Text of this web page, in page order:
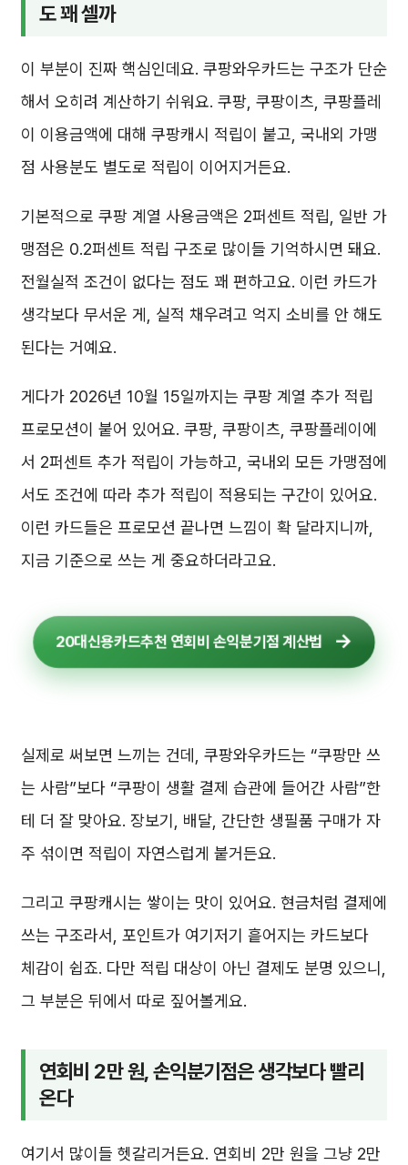
도 꽤 셀까
이 부분이 진짜 핵심인데요. 쿠팡와우카드는 구조가 단순
해서 오히려 계산하기 쉬워요. 쿠팡, 쿠팡이츠, 쿠팡플레
이 이용금액에 대해 쿠팡캐시 적립이 붙고, 국내외 가맹
점 사용분도 별도로 적립이 이어지거든요.
기본적으로 쿠팡 계열 사용금액은 2퍼센트 적립, 일반 가
맹점은 0.2퍼센트 적립 구조로 많이들 기억하시면 돼요.
전월실적 조건이 없다는 점도 꽤 편하고요. 이런 카드가
생각보다 무서운 게, 실적 채우려고 억지 소비를 안 해도
된다는 거예요.
게다가 2026년 10월 15일까지는 쿠팡 계열 추가 적립
프로모션이 붙어 있어요. 쿠팡, 쿠팡이츠, 쿠팡플레이에
서 2퍼센트 추가 적립이 가능하고, 국내외 모든 가맹점에
서도 조건에 따라 추가 적립이 적용되는 구간이 있어요.
이런 카드들은 프로모션 끝나면 느낌이 확 달라지니까,
지금 기준으로 쓰는 게 중요하더라고요.
20대신용카드추천 연회비 손익분기점 계산법
실제로 써보면 느끼는 건데, 쿠팡와우카드는 “쿠팡만 쓰
는 사람”보다 “쿠팡이 생활 결제 습관에 들어간 사람”한
테 더 잘 맞아요. 장보기, 배달, 간단한 생필품 구매가 자
주 섞이면 적립이 자연스럽게 붙거든요.
그리고 쿠팡캐시는 쌓이는 맛이 있어요. 현금처럼 결제에
쓰는 구조라서, 포인트가 여기저기 흩어지는 카드보다
체감이 쉽죠. 다만 적립 대상이 아닌 결제도 분명 있으니,
그 부분은 뒤에서 따로 짚어볼게요.
연회비 2만 원, 손익분기점은 생각보다 빨리
온다
여기서 많이들 헷갈리거든요. 연회비 2만 원을 그냥 2만